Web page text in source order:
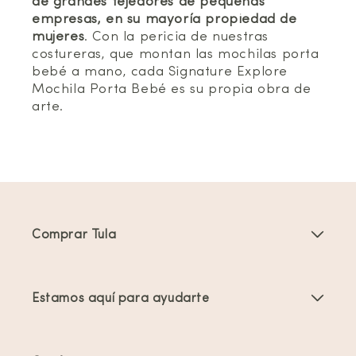
empresas, en su mayoría propiedad de
mujeres. Con la pericia de nuestras
costureras, que montan las mochilas porta
bebé a mano, cada Signature Explore
Mochila Porta Bebé es su propia obra de
arte.
Comprar Tula
Estamos aquí para ayudarte